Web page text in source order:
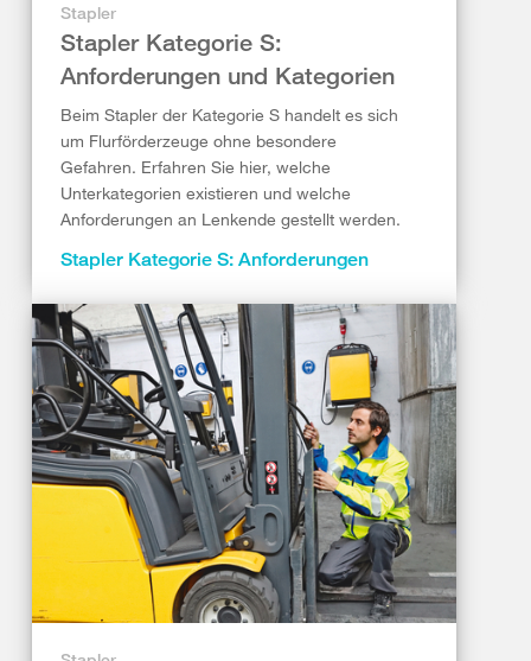
Stapler
Stapler Kategorie S:
Anforderungen und Kategorien
Beim Stapler der Kategorie S handelt es sich
um Flurförderzeuge ohne besondere
Gefahren. Erfahren Sie hier, welche
Unterkategorien existieren und welche
Anforderungen an Lenkende gestellt werden.
Stapler Kategorie S: Anforderungen